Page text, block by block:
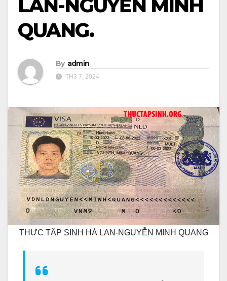
LAN-NGUYỄN MINH
QUANG.
By admin
TH3 7, 2024
THỰC TẬP SINH HÀ LAN-NGUYỄN MINH QUANG